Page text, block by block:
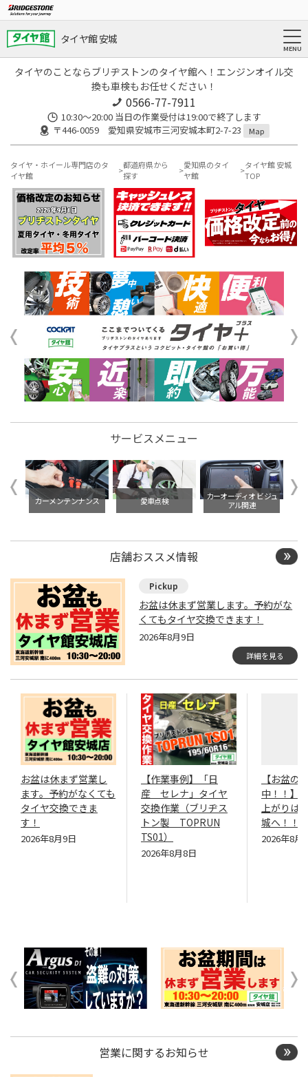
タイヤ館 安城
タイヤのことならブリヂストンのタイヤ館へ！エンジンオイル交
換も車検もお任せください！
0566-77-7911
10:30〜20:00 当日の作業受付は19:00で終了します
〒446-0059 愛知県安城市三河安城本町2-7-23
Map
タイヤ・ホイール専門店のタ
イヤ館
都道府県から
探す
愛知県のタイ
ヤ館
タイヤ館 安城
TOP
サービスメニュー
交 カーメンテンナンス 愛車点検
カーオーディオ ビジュ
アル関連
店舗おススメ情報
お盆は休まず営業します。予約がな
くてもタイヤ交換できます！
2026年8月9日
詳細を見る
お盆は休まず営業し
ます。予約がなくても
タイヤ交換できま
す！
2026年8月9日
【作業事例】「日
産 セレナ」タイヤ
交換作業（ブリヂス
トン製 TOPRUN
TS01）
2026年8月8日
【お盆の
中！！】
上がりは
城へ！！
2026年8月
営業に関するお知らせ